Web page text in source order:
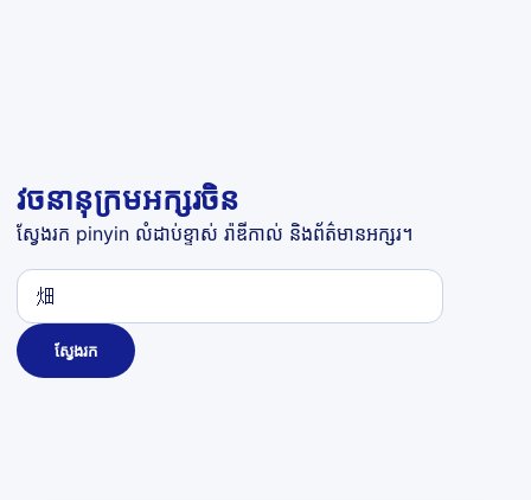
វចនានុក្រមអក្សរចិន
ស្វែងរក pinyin លំដាប់ខ្ទាស់ រ៉ាឌីកាល់ និងព័ត៌មានអក្សរ។
ស្វែងរក